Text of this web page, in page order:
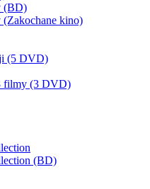
(BD)
(Zakochane kino)
(5 DVD)
filmy (3 DVD)
(BD)